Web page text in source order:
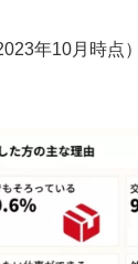
年10月時点